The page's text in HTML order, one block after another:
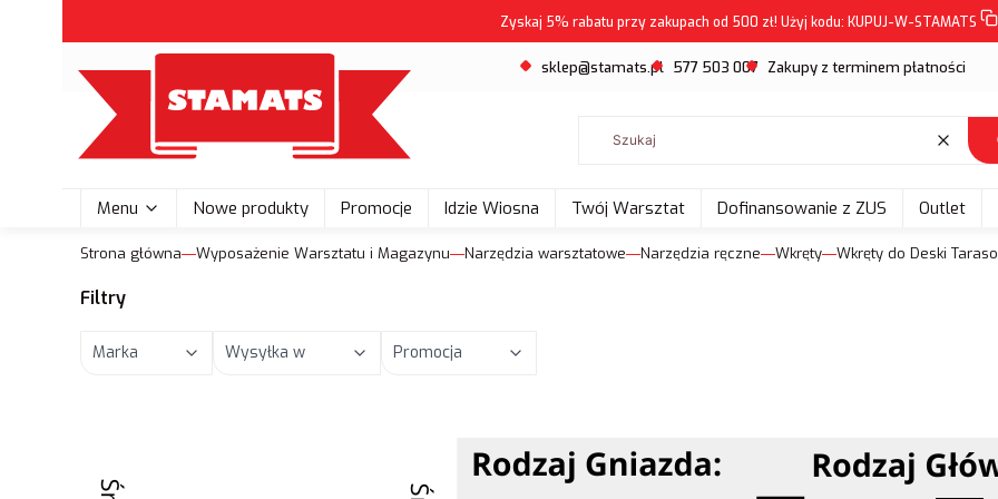
Zyskaj 5% rabatu przy zakupach od 500 zł! Użyj kodu: KUPUJ-W-STAMATS
sklep@stamats.pl 577 503 007 Zakupy z terminem płatności
Wyczyść
Menu Nowe produkty Promocje Idzie Wiosna Twój Warsztat Dofinansowanie z ZUS Outlet
Strona główna Wyposażenie Warsztatu i Magazynu Narzędzia warsztatowe Narzędzia ręczne Wkręty Wkręty do Deski
Filtry
Marka Wysyłka w Promocja